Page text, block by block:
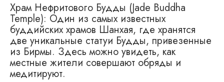
Храм Нефритового Будды (Jade Buddha
Temple): Один из самых известных
буддийских храмов Шанхая, где хранятся
две уникальные статуи Будды, привезенные
из Бирмы. Здесь можно увидеть, как
местные жители совершают обряды и
медитируют.